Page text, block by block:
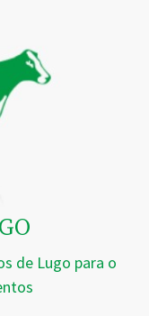
de Lugo para o